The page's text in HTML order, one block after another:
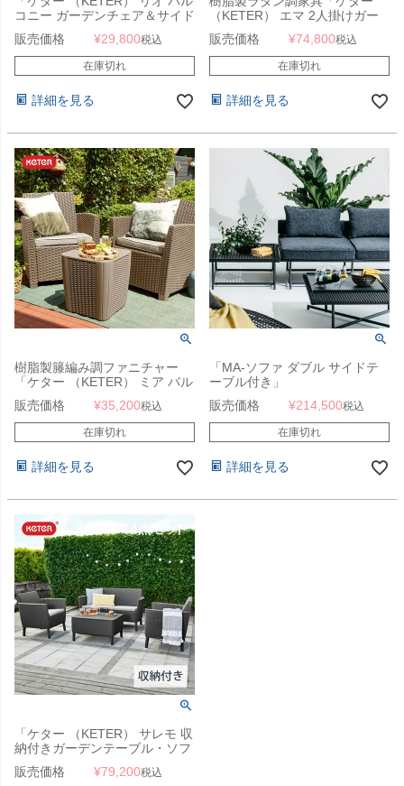
コニー ガーデンチェア＆サイド
テーブル 3点セット グラファイ
ト 662431」
販売価格 ¥29,800税込
在庫切れ
詳細を見る
（KETER） エマ 2人掛けガー
デンソファー＆収納付きガーデ
ンテーブル 4点セット （EMMA
2SEATER LOUNGE SET
148007）」
販売価格 ¥74,800税込
在庫切れ
詳細を見る
樹脂製籐編み調ファニチャー
「ケター （KETER） ミア バル
コニー 3点セット（MIA
BALCONY 3SET）」
販売価格 ¥35,200税込
在庫切れ
詳細を見る
「MA-ソファ ダブル サイドテ
ーブル付き」
販売価格
¥214,500税込
在庫切れ
詳細を見る
「ケター （KETER） サレモ 収
納付きガーデンテーブル・ソフ
ァ 4点セット GP155357・
CC155340」
販売価格 ¥79,200税込